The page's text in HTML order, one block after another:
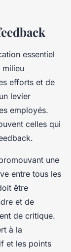
essentiel
milieu
efforts et de
levier
employés.
celles qui
une
entre tous les
être
et de
de critique.
à la
et les points